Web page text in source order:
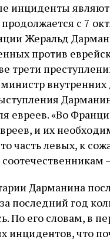
инциденты
с 7
Жеральд
против
трети
внутренних
евреев. «Во
и их
часть левых, к
Дарманина
последний год
По его словам, в
инцидентов, что